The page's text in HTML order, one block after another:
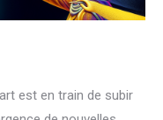
est en train de subir